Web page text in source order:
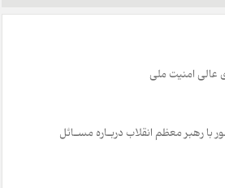
عالی امنیت ملی
با رهبر معظم انقلاب دربـاره مسـائل